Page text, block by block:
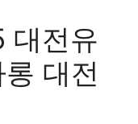
대전유
대전